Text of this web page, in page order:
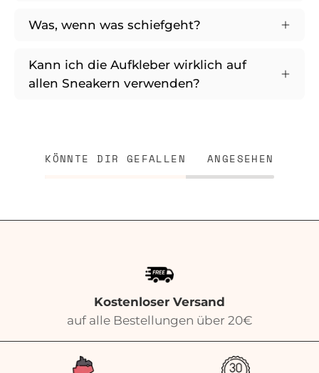
Was, wenn was schiefgeht?
Kann ich die Aufkleber wirklich auf
allen Sneakern verwenden?
KÖNNTE DIR GEFALLEN ANGESEHEN
Kostenloser Versand
auf alle Bestellungen über 20€